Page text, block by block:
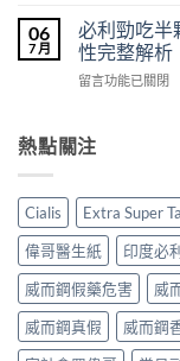
效
果
怎
麼
作
嗎？〉
中
裡
買？
齡
不
福
的
終
點〉
中
泊
西
汀
Dapoxetine）
用
析：
常
見
反
應、
發
生
率〉
利
士
（Cialis
犀
他
非）
起
效
與
藥
效
持
續
06
7 月
必利勁吃半
性完整解析
在
勁
吃
顆
夠
嗎？
30mg
vs
60mg
劑
量
留言功能已關閉
熱點關注
Cialis Extra Super
偉哥醫生紙
印度必
威而鋼假藥危害
威
威而鋼真假
威而鋼